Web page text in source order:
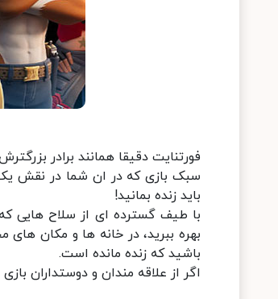
فورتنایت دقیقا همانند برادر
باید زنده بمانید!
با طیف گسترده ای از سلاح هایی که
بهره ببرید، در خانه ها و مکان های
باشید که زنده مانده است.
اگر از علاقه مندان و دوستداران